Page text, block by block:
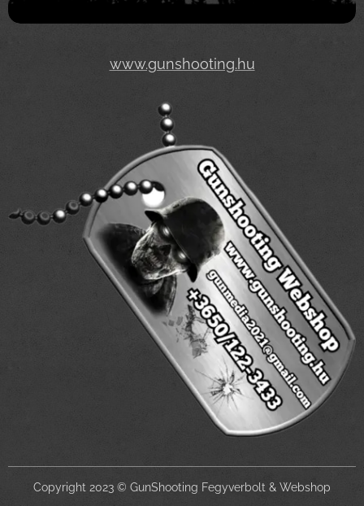
www.gunshooting.hu
Copyright 2023 © GunShooting Fegyverbolt & Webshop